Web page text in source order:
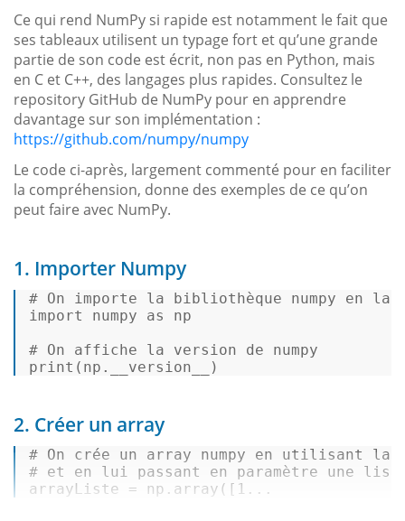
Ce qui rend NumPy si rapide est notamment le fait que
ses tableaux utilisent un typage fort et qu’une grande
partie de son code est écrit, non pas en Python, mais
en C et C++, des langages plus rapides. Consultez le
repository GitHub de NumPy pour en apprendre
davantage sur son implémentation :
https://github.com/numpy/numpy
Le code ci-après, largement commenté pour en faciliter
la compréhension, donne des exemples de ce qu’on
peut faire avec NumPy.
1. Importer Numpy
# On importe la bibliothèque numpy en la
import
numpy as
np
# On affiche la version de numpy
print (np.__version__)
2. Créer un array
# On crée un array numpy en utilisant la
# et en lui passant en paramètre une
arrayListe = np.array([ 1 ...